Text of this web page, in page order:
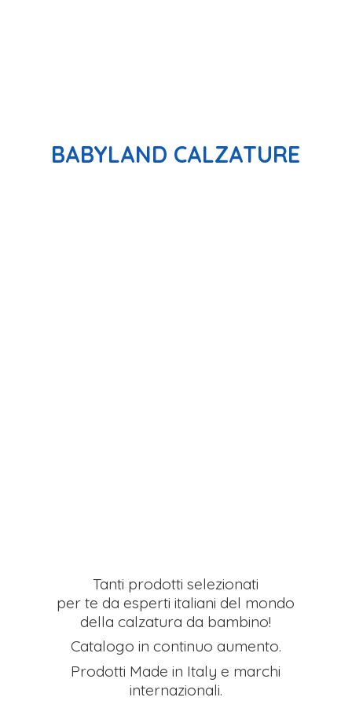
BABYLAND CALZATURE
Tanti prodotti selezionati
per te da esperti italiani del mondo
della calzatura da bambino!
Catalogo in continuo aumento.
Prodotti Made in Italy e marchi
internazionali.